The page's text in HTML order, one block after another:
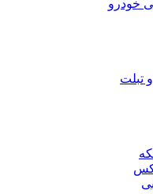
خودرو
تبلت